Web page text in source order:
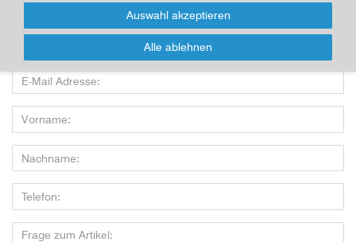
Wenn Sie den Artikel kaufen möchten, dann bitte das Formular
Auswahl akzeptieren
Alle ablehnen